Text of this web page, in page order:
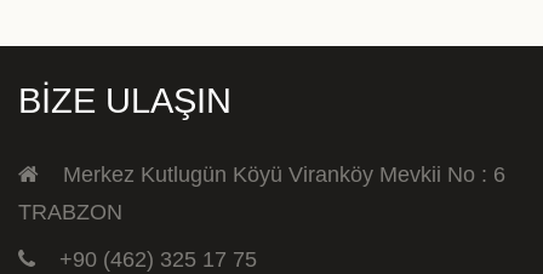
BİZE ULAŞIN
Merkez Kutlugün Köyü Viranköy Mevkii No : 6
TRABZON
+90 (462) 325 17 75